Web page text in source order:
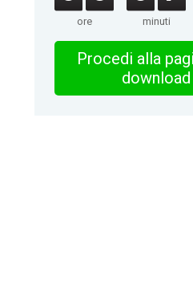
ore minuti
Procedi alla
download